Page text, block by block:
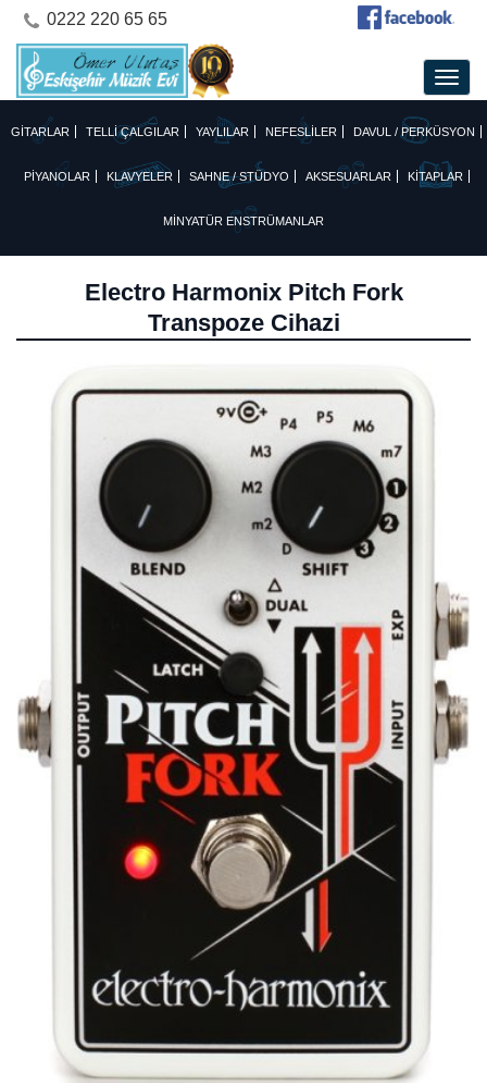
0222 220 65 65
GİTARLAR TELLİ ÇALGILAR YAYLILAR NEFESLİLER DAVUL / PERKÜSYON
PİYANOLAR KLAVYELER SAHNE / STÜDYO AKSESUARLAR KİTAPLAR
MİNYATÜR ENSTRÜMANLAR
Electro Harmonix Pitch Fork
Transpoze Cihazi